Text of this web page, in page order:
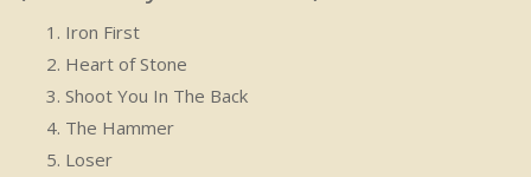
Iron First
Heart of Stone
Shoot You In The Back
The Hammer
Loser